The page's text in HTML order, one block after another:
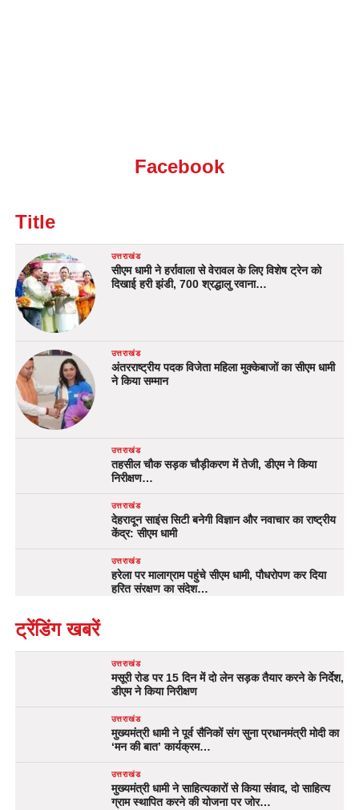
Facebook
Title
उत्तराखंड
सीएम धामी ने हर्रावाला से वेरावल के लिए विशेष ट्रेन को
दिखाई हरी झंडी, 700 श्रद्धालु रवाना…
उत्तराखंड
अंतरराष्ट्रीय पदक विजेता महिला मुक्केबाजों का सीएम धामी
ने किया सम्मान
उत्तराखंड
तहसील चौक सड़क चौड़ीकरण में तेजी, डीएम ने किया
निरीक्षण…
उत्तराखंड
देहरादून साइंस सिटी बनेगी विज्ञान और नवाचार का राष्ट्रीय
केंद्र: सीएम धामी
उत्तराखंड
हरेला पर मालाग्राम पहुंचे सीएम धामी, पौधरोपण कर दिया
हरित संरक्षण का संदेश…
ट्रेंडिंग खबरें
उत्तराखंड
मसूरी रोड पर 15 दिन में दो लेन सड़क तैयार करने के निर्देश,
डीएम ने किया निरीक्षण
उत्तराखंड
मुख्यमंत्री धामी ने पूर्व सैनिकों संग सुना प्रधानमंत्री मोदी का
‘मन की बात’ कार्यक्रम…
उत्तराखंड
मुख्यमंत्री धामी ने साहित्यकारों से किया संवाद, दो साहित्य
ग्राम स्थापित करने की योजना पर जोर…